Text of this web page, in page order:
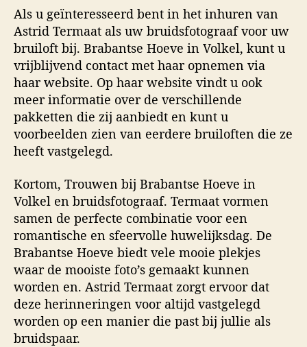
Als u geïnteresseerd bent in het inhuren van
Astrid Termaat als uw bruidsfotograaf voor uw
bruiloft bij. Brabantse Hoeve in Volkel, kunt u
vrijblijvend contact met haar opnemen via
haar website. Op haar website vindt u ook
meer informatie over de verschillende
pakketten die zij aanbiedt en kunt u
voorbeelden zien van eerdere bruiloften die ze
heeft vastgelegd.
Kortom, Trouwen bij Brabantse Hoeve in
Volkel en bruidsfotograaf. Termaat vormen
samen de perfecte combinatie voor een
romantische en sfeervolle huwelijksdag. De
Brabantse Hoeve biedt vele mooie plekjes
waar de mooiste foto’s gemaakt kunnen
worden en. Astrid Termaat zorgt ervoor dat
deze herinneringen voor altijd vastgelegd
worden op een manier die past bij jullie als
bruidspaar.